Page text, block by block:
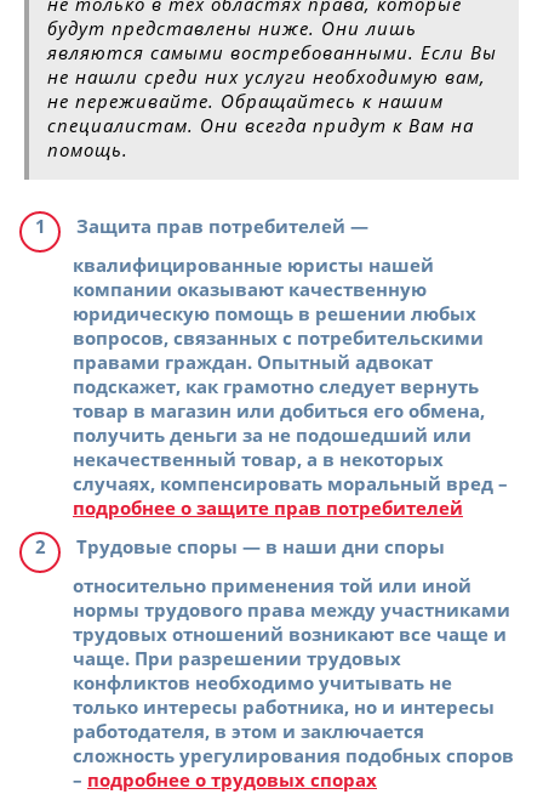
будут представлены ниже. Они лишь
являются самыми востребованными. Если Вы
не нашли среди них услуги необходимую вам,
не переживайте. Обращайтесь к нашим
специалистам. Они всегда придут к Вам на
помощь.
Защита прав потребителей —
квалифицированные юристы нашей
компании оказывают качественную
юридическую помощь в решении любых
вопросов, связанных с потребительскими
правами граждан. Опытный адвокат
подскажет, как грамотно следует вернуть
товар в магазин или добиться его обмена,
получить деньги за не подошедший или
некачественный товар, а в некоторых
случаях, компенсировать моральный вред –
подробнее о защите прав потребителей
Трудовые споры — в наши дни споры
относительно применения той или иной
нормы трудового права между участниками
трудовых отношений возникают все чаще и
чаще. При разрешении трудовых
конфликтов необходимо учитывать не
только интересы работника, но и интересы
работодателя, в этом и заключается
сложность урегулирования подобных споров
– подробнее о трудовых спорах